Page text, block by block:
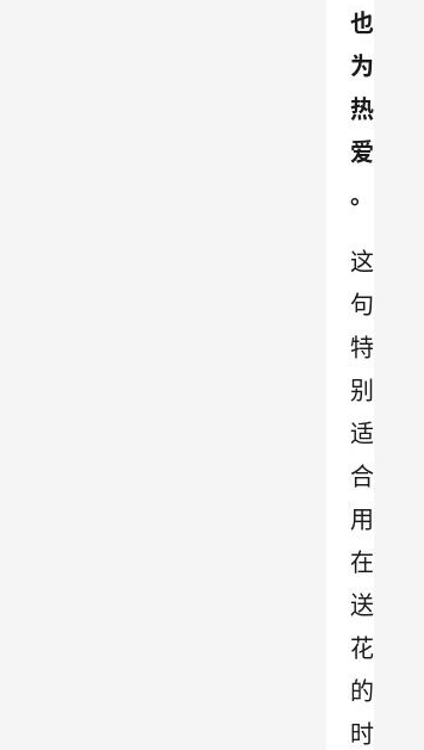
也
为
热
爱
。
这
句
特
别
适
合
用
在
送
花
的
时